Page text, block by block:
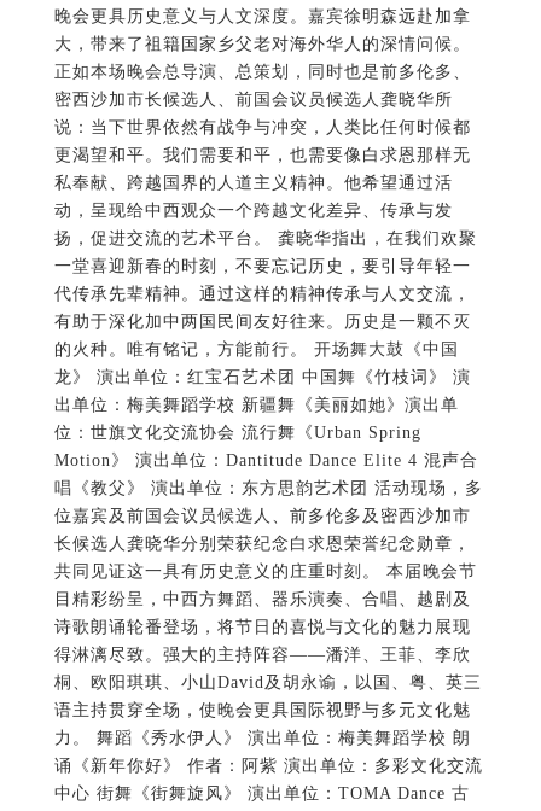
晚会更具历史意义与人文深度。嘉宾徐明森远赴加拿
大，带来了祖籍国家乡父老对海外华人的深情问候。
正如本场晚会总导演、总策划，同时也是前多伦多、
密西沙加市长候选人、前国会议员候选人龚晓华所
说：当下世界依然有战争与冲突，人类比任何时候都
更渴望和平。我们需要和平，也需要像白求恩那样无
私奉献、跨越国界的人道主义精神。他希望通过活
动，呈现给中西观众一个跨越文化差异、传承与发
扬，促进交流的艺术平台。 龚晓华指出，在我们欢聚
一堂喜迎新春的时刻，不要忘记历史，要引导年轻一
代传承先辈精神。通过这样的精神传承与人文交流，
有助于深化加中两国民间友好往来。历史是一颗不灭
的火种。唯有铭记，方能前行。 开场舞大鼓《中国
龙》 演出单位：红宝石艺术团 中国舞《竹枝词》 演
出单位：梅美舞蹈学校 新疆舞《美丽如她》演出单
位：世旗文化交流协会 流行舞《Urban Spring
Motion》 演出单位：Dantitude Dance Elite 4 混声合
唱《教父》 演出单位：东方思韵艺术团 活动现场，多
位嘉宾及前国会议员候选人、前多伦多及密西沙加市
长候选人龚晓华分别荣获纪念白求恩荣誉纪念勋章，
共同见证这一具有历史意义的庄重时刻。 本届晚会节
目精彩纷呈，中西方舞蹈、器乐演奏、合唱、越剧及
诗歌朗诵轮番登场，将节日的喜悦与文化的魅力展现
得淋漓尽致。强大的主持阵容——潘洋、王菲、李欣
桐、欧阳琪琪、小山David及胡永谕，以国、粤、英三
语主持贯穿全场，使晚会更具国际视野与多元文化魅
力。 舞蹈《秀水伊人》 演出单位：梅美舞蹈学校 朗
诵《新年你好》 作者：阿紫 演出单位：多彩文化交流
中心 街舞《街舞旋风》 演出单位：TOMA Dance 古